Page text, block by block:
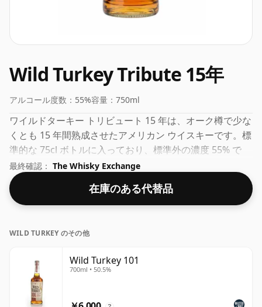
Wild Turkey Tribute 15年
アルコール度数： 55%容量： 750ml
ワイルドターキー トリビュート 15 年は、オーク樽で少な
くとも 15 年間熟成させたアメリカン ウイスキーです。標
準的な 75cl ボトルに入っており、標準外の濃度 55% で
す。
最終確認： The Whisky Exchange
在庫のある代替品
WILD TURKEY のその他
Wild Turkey 101
700ml • 50.5%